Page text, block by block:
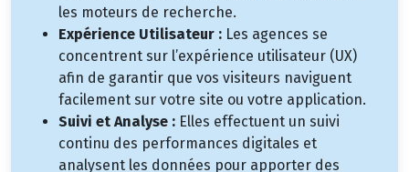
les moteurs de recherche.
Expérience Utilisateur : Les agences se
concentrent sur l’expérience utilisateur (UX)
afin de garantir que vos visiteurs naviguent
facilement sur votre site ou votre application.
Suivi et Analyse : Elles effectuent un suivi
continu des performances digitales et
analysent les données pour apporter des